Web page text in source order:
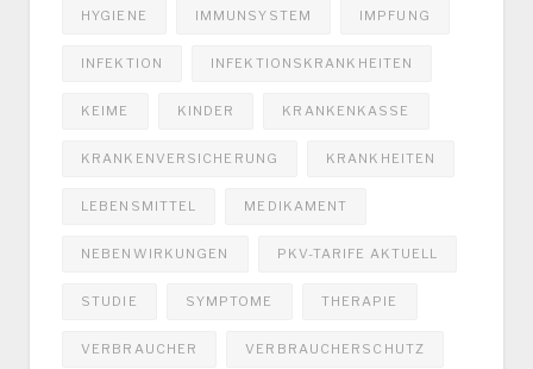
HYGIENE IMMUNSYSTEM IMPFUNG
INFEKTION INFEKTIONSKRANKHEITEN
KEIME KINDER KRANKENKASSE
KRANKENVERSICHERUNG KRANKHEITEN
LEBENSMITTEL MEDIKAMENT
NEBENWIRKUNGEN PKV-TARIFE AKTUELL
STUDIE SYMPTOME THERAPIE
VERBRAUCHER VERBRAUCHERSCHUTZ